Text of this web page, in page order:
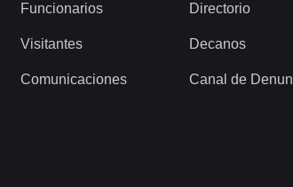
Funcionarios
Visitantes
Comunicaciones
Directorio
Decanos
Canal de